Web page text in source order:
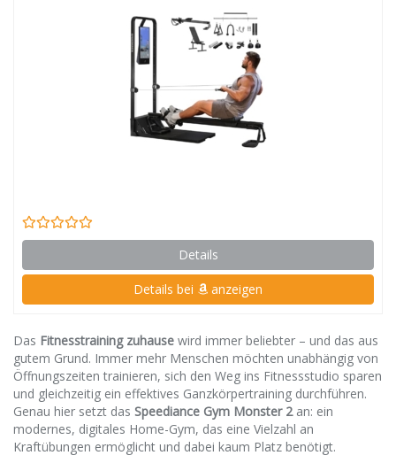
Details
Details bei anzeigen
Das Fitnesstraining zuhause wird immer beliebter – und das aus
gutem Grund. Immer mehr Menschen möchten unabhängig von
Öffnungszeiten trainieren, sich den Weg ins Fitnessstudio sparen
und gleichzeitig ein effektives Ganzkörpertraining durchführen.
Genau hier setzt das Speediance Gym Monster 2an: ein
modernes, digitales Home-Gym, das eine Vielzahl an
Kraftübungen ermöglicht und dabei kaum Platz benötigt.